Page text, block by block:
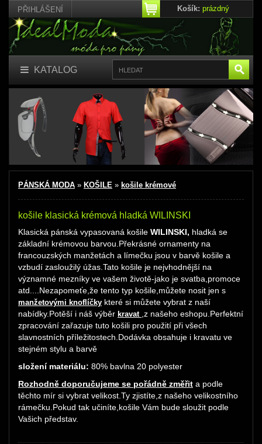
PŘIHLÁŠENÍ Košík: prázdný
KATALOG
PÁNSKÁ MODA » KOŠILE » košile krémové
košile klasická krémová hladká WILINSKI
Klasická pánská vypasovaná košile WILINSKI, hladká se
základní krémovou barvou.Překrásné ornamenty na
francouzských manžetách a límečku jsou v barvě košile a
vzbudí zasloužilý úžas.Tato košile je nejvhodnější na
významné mezníky ve vašem životě-jako je svatba,promoce
atd....Nezapomeťe,že tento typ košile,můžete nosit jen s
manžetovými knoflíčky které si můžete vybrat z naší
nabídky.Potěší i náš výběr kravat ,z našeho eshopu.Perfektní
zpracování zařazuje tuto košili pro použití při všech
slavnostních příležitostech.Dodávka obsahuje i kravatu ve
stejném stylu a barvě
složení materiálu: 80% bavlna 20 polyester
Rozhodně doporučujeme se pořádně změřit a podle
těchto mír si vybrat velikost.Ty zjistíte,z našeho velikostního
rámečku.Pokud tak učiníte,košile Vám bude sloužit podle
Vašich představ.